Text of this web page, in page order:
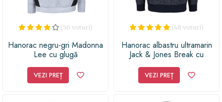
(50 voturi)
Hanorac negru-gri Madonna
Lee cu glugă
VEZI PREȚ
(48 voturi)
Hanorac albastru ultramarin
Jack & Jones Break cu
VEZI PREȚ